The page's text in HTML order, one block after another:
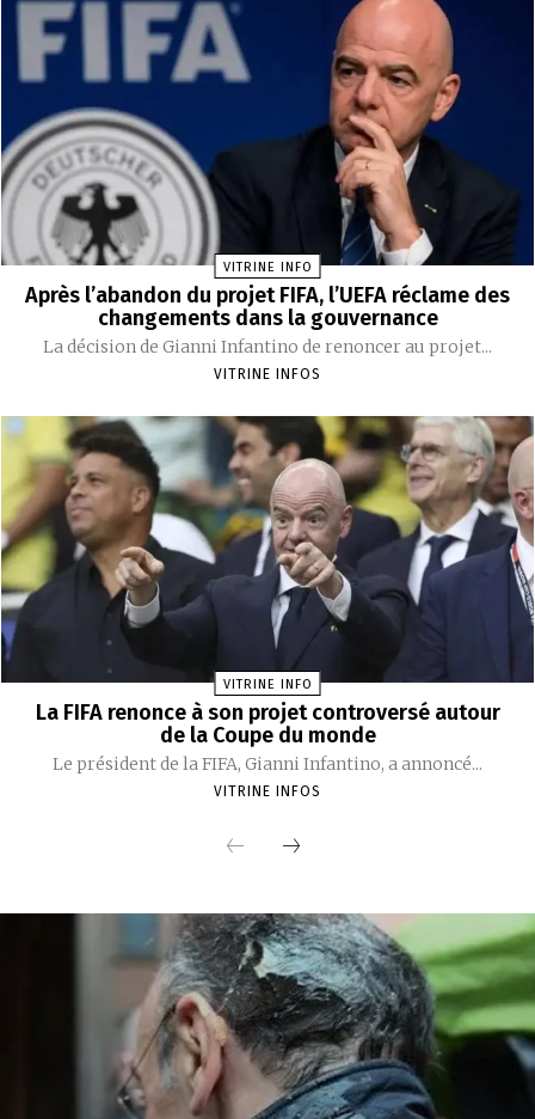
VITRINE INFO
Après l’abandon du projet FIFA, l’UEFA réclame des
changements dans la gouvernance
La décision de Gianni Infantino de renoncer au projet...
VITRINE INFOS
VITRINE INFO
La FIFA renonce à son projet controversé autour
de la Coupe du monde
Le président de la FIFA, Gianni Infantino, a annoncé...
VITRINE INFOS